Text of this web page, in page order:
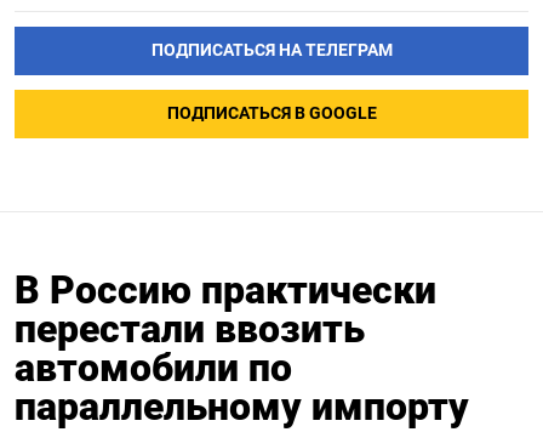
ПОДПИСАТЬСЯ НА ТЕЛЕГРАМ
ПОДПИСАТЬСЯ В GOOGLE
В Россию практически
перестали ввозить
автомобили по
параллельному импорту